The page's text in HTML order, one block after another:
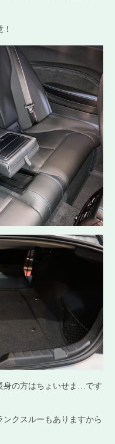
身の方はちょいせま…です
ンクスルーもありますから